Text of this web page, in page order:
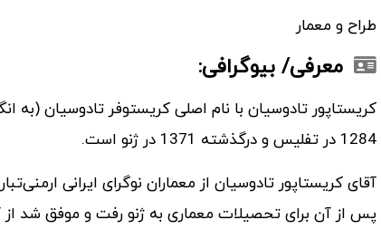
طراح و معمار
معرفی/ بیوگرافی:
1284 در تفلیس و درگذشته 1371 در ژنو است.
آقای کریستاپور تادوسیان از معماران نوگرای ایرانی
پس از آن برای تحصیلات معماری به ژنو رفت و موفق شد